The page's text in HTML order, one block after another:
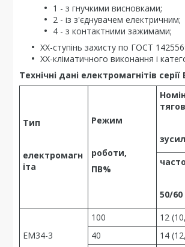
1 - з гнучкими висновками;
2 - із з'єднувачем електричним;
4 - з контактними зажимами;
ХХ-ступінь захисту по ГОСТ
ХХ-кліматичного виконання і
Технічні дані електромагнітів
Тип
електромагн
іта
Режим
роботи,
ПВ%
50/60
ЕМ34-3
100
12
40
14